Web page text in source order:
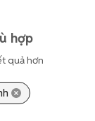
hợp
quả hơn